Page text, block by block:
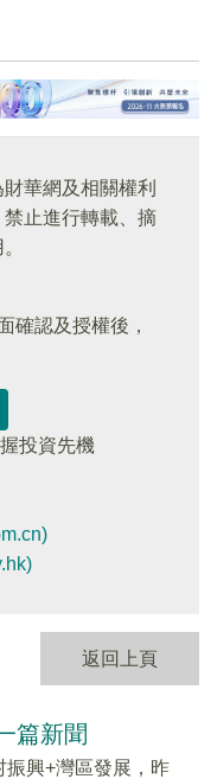
華網及相關權利
止進行轉載、摘
確認及授權後，
投資先機
返回上頁
篇新聞
振興+灣區發展，昨